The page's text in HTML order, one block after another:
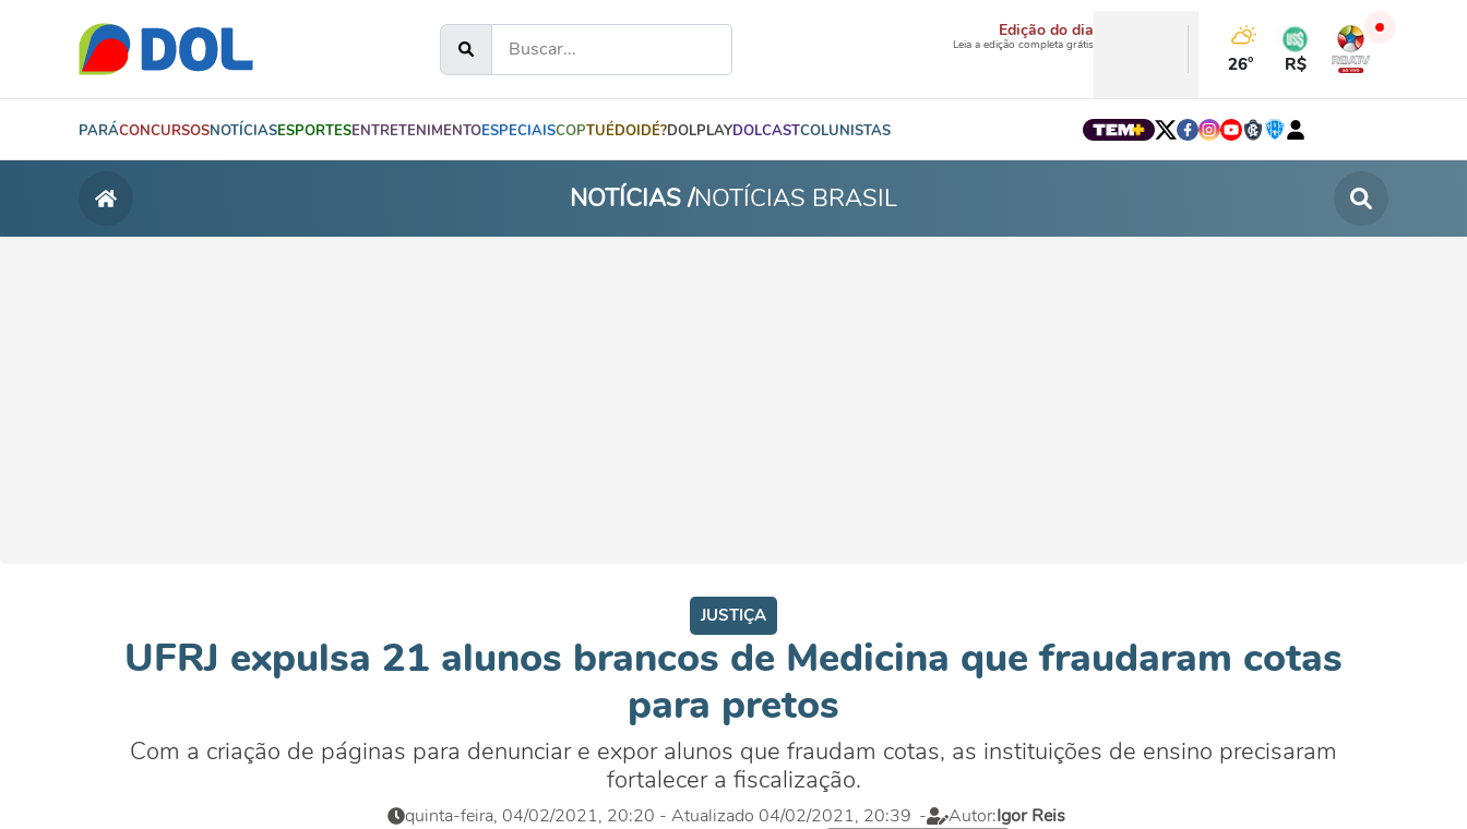
Edição do dia
Leia a edição completa grátis
26° R$
PARÁCONCURSOSNOTÍCIASESPORTESENTRETENIMENTOESPECIAISCOPTUÉDOIDÉ?DOLPLAYDOLCASTCOLUNISTAS
NOTÍCIAS /NOTÍCIAS BRASIL
JUSTIÇA
UFRJ expulsa 21 alunos brancos de Medicina que fraudaram cotas
para pretos
Com a criação de páginas para denunciar e expor alunos que fraudam cotas, as instituições de ensino precisaram
fortalecer a fiscalização.
quinta-feira, 04/02/2021, 20:20 - Atualizado 04/02/2021, 20:39 - Autor:Igor Reis